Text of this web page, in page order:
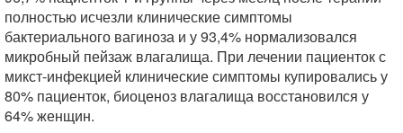
полностью исчезли клинические симптомы
бактериального вагиноза и у 93,4% нормализовался
микробный пейзаж влагалища. При лечении пациенток с
микст-инфекцией клинические симптомы купировались у
80% пациенток, биоценоз влагалища восстановился у
64% женщин.